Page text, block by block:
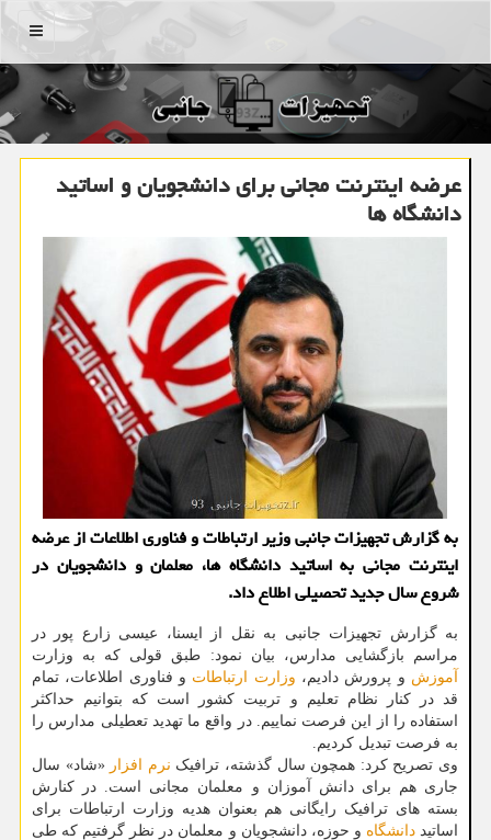
منو
عرضه اینترنت مجانی برای دانشجویان و اساتید
دانشگاه ها
به گزارش تجهیزات جانبی وزیر ارتباطات و فناوری اطلاعات از عرضه
اینترنت مجانی به اساتید دانشگاه ها، معلمان و دانشجویان در
شروع سال جدید تحصیلی اطلاع داد.
به گزارش تجهیزات جانبی به نقل از ایسنا، عیسی زارع پور در
مراسم بازگشایی مدارس، بیان نمود: طبق قولی که به وزارت
آموزش و پرورش دادیم، وزارت ارتباطات و فناوری اطلاعات، تمام
قد در کنار نظام تعلیم و تربیت کشور است که بتوانیم حداکثر
استفاده را از این فرصت نماییم. در واقع ما تهدید تعطیلی مدارس را
به فرصت تبدیل کردیم.
وی تصریح کرد: همچون سال گذشته، ترافیک نرم افزار «شاد» سال
جاری هم برای دانش آموزان و معلمان مجانی است. در کنارش
بسته های ترافیک رایگانی هم بعنوان هدیه وزارت ارتباطات برای
اساتیددانشگاه و حوزه، دانشجویان و معلمان در نظر گرفتیم که طی